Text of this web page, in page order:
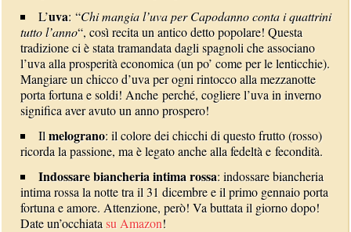
L’uva: “Chi mangia l’uva per Capodanno conta i quattrini
tutto l’anno“, così recita un antico detto popolare! Questa
tradizione ci è stata tramandata dagli spagnoli che associano
l’uva alla prosperità economica (un po’ come per le lenticchie).
Mangiare un chicco d’uva per ogni rintocco alla mezzanotte
porta fortuna e soldi! Anche perché, cogliere l’uva in inverno
significa aver avuto un anno prospero!
Ilmelograno: il colore dei chicchi di questo frutto (rosso)
ricorda la passione, ma è legato anche alla fedeltà e fecondità.
Indossare biancheria intima rossa: indossare biancheria
intima rossa la notte tra il 31 dicembre e il primo gennaio porta
fortuna e amore. Attenzione, però! Va buttata il giorno dopo!
Date un’occhiatasu Amazon!